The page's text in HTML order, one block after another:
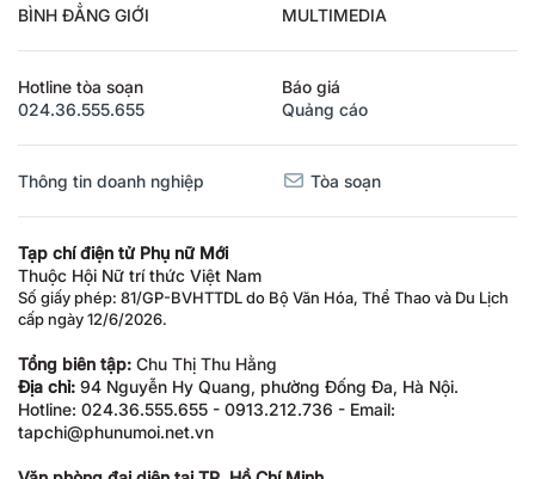
BÌNH ĐẲNG GIỚI MULTIMEDIA
Hotline tòa soạn
024.36.555.655
Báo giá
Quảng cáo
Thông tin doanh nghiệp Tòa soạn
Tạp chí điện tử Phụ nữ Mới
Thuộc Hội Nữ trí thức Việt Nam
Số giấy phép: 81/GP-BVHTTDL do Bộ Văn Hóa, Thể Thao và Du Lịch
cấp ngày 12/6/2026.
Tổng biên tập: Chu Thị Thu Hằng
Địa chỉ: 94 Nguyễn Hy Quang, phường Đống Đa, Hà Nội.
Hotline: 024.36.555.655 - 0913.212.736 - Email:
tapchi@phunumoi.net.vn
Văn phòng đại diện tại TP. Hồ Chí Minh